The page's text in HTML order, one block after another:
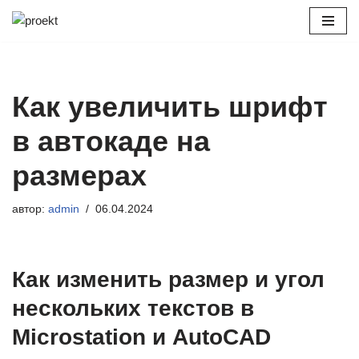
Как увеличить шрифт
в автокаде на
размерах
автор: admin 06.04.2024
Как изменить размер и угол
нескольких текстов в
Microstation и AutoCAD